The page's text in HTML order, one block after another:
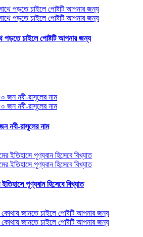
পড়তে চাইলে পোষ্টটি আপনার জন্য
নবী-রাসূলের নাম
পূণ্যবান হিসেবে বিখ্যাত